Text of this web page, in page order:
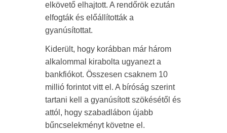
elkövető elhajtott. A rendőrök ezután
elfogták és előállították a
gyanúsítottat.
Kiderült, hogy korábban már három
alkalommal kirabolta ugyanezt a
bankfiókot. Összesen csaknem 10
millió forintot vitt el. A bíróság szerint
tartani kell a gyanúsított szökésétől és
attól, hogy szabadlábon újabb
bűncselekményt követne el.